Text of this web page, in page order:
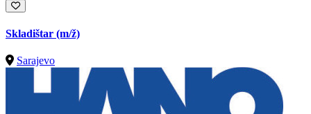
Skladištar (m/ž)
Sarajevo